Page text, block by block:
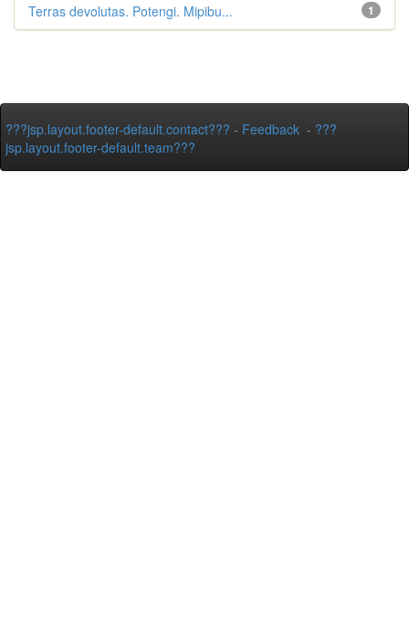
1
Terras devolutas. Potengi. Mipibu...
???jsp.layout.footer-default.contact??? - Feedback - ???
jsp.layout.footer-default.team???